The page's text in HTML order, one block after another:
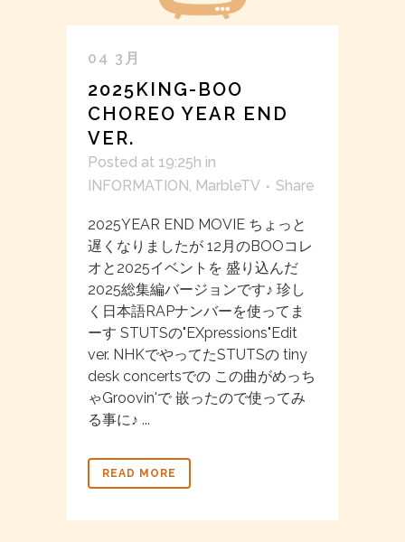
04 3月
2025KING-BOO
CHOREO YEAR END
VER.
Posted at 19:25h in
INFORMATION MarbleTV Share
2025YEAR END MOVIE ちょっと
遅くなりましたが 12月のBOOコレ
オと2025イベントを 盛り込んだ
2025総集編バージョンです♪ 珍し
く日本語RAPナンバーを使ってま
ーす STUTSの"EXpressions"Edit
ver. NHKでやってたSTUTSの tiny
desk concertsでの この曲がめっち
ゃGroovin'で 嵌ったので使ってみ
る事に♪ ...
READ MORE